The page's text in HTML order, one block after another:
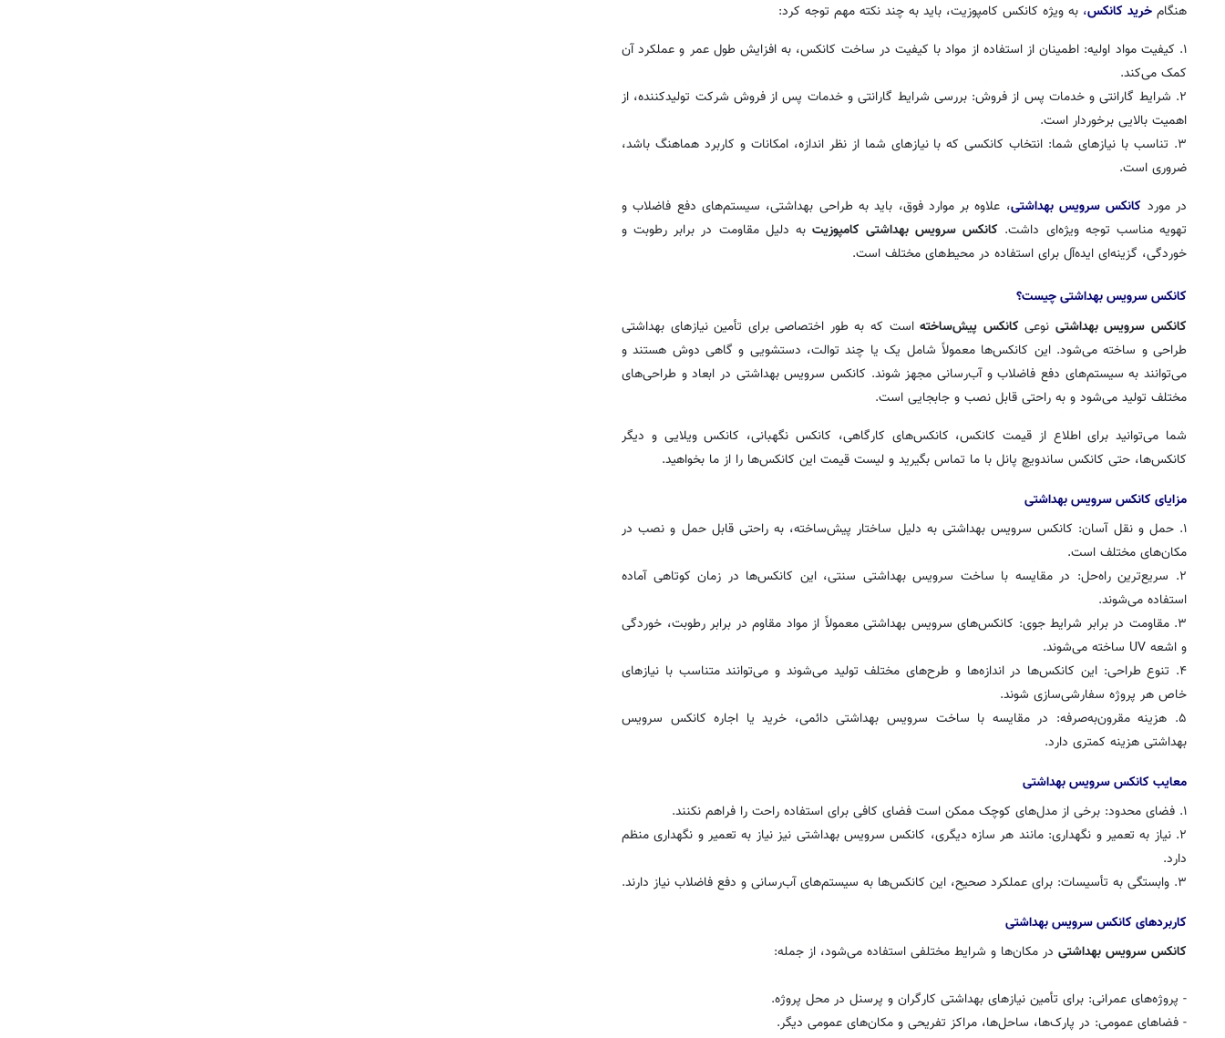
هنگام خرید کانکس، به ویژه کانکس کامپوزیت، باید به چند نکته مهم توجه کرد:
۱. کیفیت مواد اولیه: اطمینان از استفاده از مواد با کیفیت در ساخت کانکس، به افزایش طول عمر و عملکرد آن
کمک می‌کند.
۲. شرایط گارانتی و خدمات پس از فروش: بررسی شرایط گارانتی و خدمات پس از فروش شرکت تولیدکننده، از
اهمیت بالایی برخوردار است.
۳. تناسب با نیازهای شما: انتخاب کانکسی که با نیازهای شما از نظر اندازه، امکانات و کاربرد هماهنگ باشد،
ضروری است.
در مورد کانکس سرویس بهداشتی، علاوه بر موارد فوق، باید به طراحی بهداشتی، سیستم‌های دفع فاضلاب و
تهویه مناسب توجه ویژه‌ای داشت. کانکس سرویس بهداشتی کامپوزیت به دلیل مقاومت در برابر رطوبت و
خوردگی، گزینه‌ای ایده‌آل برای استفاده در محیط‌های مختلف است.
کانکس سرویس بهداشتی چیست؟
کانکس سرویس بهداشتی نوعیکانکس پیش‌ساختهاست که به طور اختصاصی برای تأمین نیازهای بهداشتی
طراحی و ساخته می‌شود. این کانکس‌ها معمولاً شامل یک یا چند توالت، دستشویی و گاهی دوش هستند و
می‌توانند به سیستم‌های دفع فاضلاب و آب‌رسانی مجهز شوند. کانکس سرویس بهداشتی در ابعاد و طراحی‌های
مختلف تولید می‌شود و به راحتی قابل نصب و جابجایی است.
شما می‌توانید برای اطلاع از قیمت کانکس، کانکس‌های کارگاهی، کانکس نگهبانی، کانکس ویلایی و دیگر
کانکس‌ها، حتی کانکس ساندویچ پانل با ما تماس بگیرید و لیست قیمت این کانکس‌ها را از ما بخواهید.
مزایای کانکس سرویس بهداشتی
۱. حمل و نقل آسان: کانکس سرویس بهداشتی به دلیل ساختار پیش‌ساخته، به راحتی قابل حمل و نصب در
مکان‌های مختلف است.
۲. سریع‌ترین راه‌حل: در مقایسه با ساخت سرویس بهداشتی سنتی، این کانکس‌ها در زمان کوتاهی آماده
استفاده می‌شوند.
۳. مقاومت در برابر شرایط جوی: کانکس‌های سرویس بهداشتی معمولاً از مواد مقاوم در برابر رطوبت، خوردگی
و اشعه UV ساخته می‌شوند.
۴. تنوع طراحی: این کانکس‌ها در اندازه‌ها و طرح‌های مختلف تولید می‌شوند و می‌توانند متناسب با نیازهای
خاص هر پروژه سفارشی‌سازی شوند.
۵. هزینه مقرون‌به‌صرفه: در مقایسه با ساخت سرویس بهداشتی دائمی، خرید یا اجاره کانکس سرویس
بهداشتی هزینه کمتری دارد.
معایب کانکس سرویس بهداشتی
۱. فضای محدود: برخی از مدل‌های کوچک ممکن است فضای کافی برای استفاده راحت را فراهم نکنند.
۲. نیاز به تعمیر و نگهداری: مانند هر سازه دیگری، کانکس سرویس بهداشتی نیز نیاز به تعمیر و نگهداری منظم
دارد.
۳. وابستگی به تأسیسات: برای عملکرد صحیح، این کانکس‌ها به سیستم‌های آب‌رسانی و دفع فاضلاب نیاز دارند.
کاربردهای کانکس سرویس بهداشتی
کانکس سرویس بهداشتی در مکان‌ها و شرایط مختلفی استفاده می‌شود، از جمله:
- پروژه‌های عمرانی: برای تأمین نیازهای بهداشتی کارگران و پرسنل در محل پروژه.
- فضاهای عمومی: در پارک‌ها، ساحل‌ها، مراکز تفریحی و مکان‌های عمومی دیگر.